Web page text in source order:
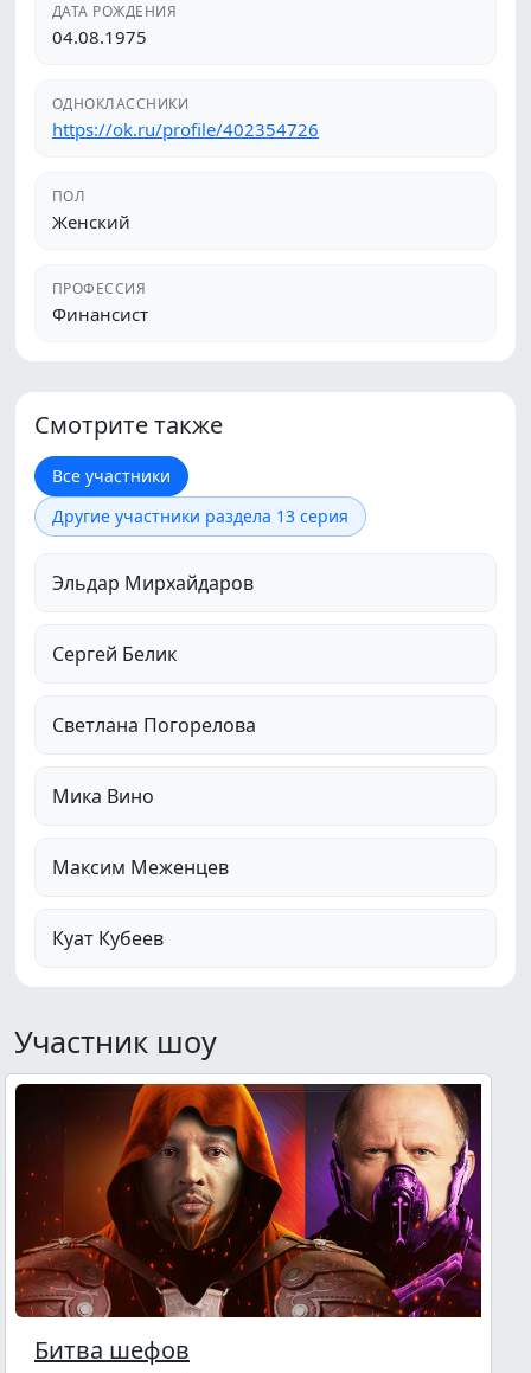
ДАТА РОЖДЕНИЯ
04.08.1975
ОДНОКЛАССНИКИ
https://ok.ru/profile/402354726
ПОЛ
Женский
ПРОФЕССИЯ
Финансист
Смотрите также
Все участники
Другие участники раздела 13 серия
Эльдар Мирхайдаров
Сергей Белик
Светлана Погорелова
Мика Вино
Максим Меженцев
Куат Кубеев
Участник шоу
Битва шефов